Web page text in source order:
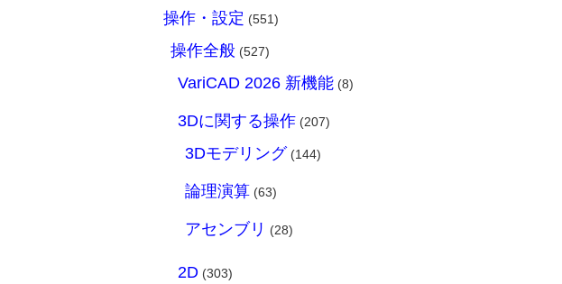
操作・設定 (551)
操作全般 (527)
VariCAD 2026 新機能 (8)
3Dに関する操作 (207)
3Dモデリング (144)
論理演算 (63)
アセンブリ (28)
2D (303)